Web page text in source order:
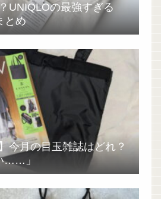
UNIQLOの最強すぎる
とめ
今月の目玉雑誌はどれ？
……」